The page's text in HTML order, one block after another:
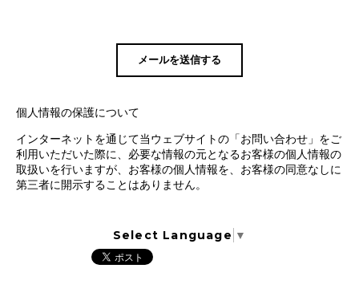
個人情報の保護について
インターネットを通じて当ウェブサイトの「お問い合わせ」をご
利用いただいた際に、必要な情報の元となるお客様の個人情報の
取扱いを行いますが、お客様の個人情報を、お客様の同意なしに
第三者に開示することはありません。
Select Language ▼